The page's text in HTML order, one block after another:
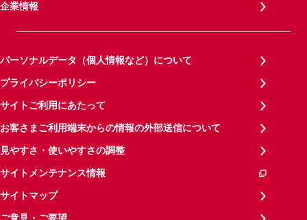
企業情報
パーソナルデータ（個人情報など）について
プライバシーポリシー
サイトご利用にあたって
お客さまご利用端末からの情報の外部送信について
見やすさ・使いやすさの調整
サイトメンテナンス情報
サイトマップ